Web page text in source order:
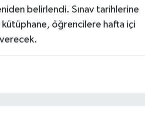
belirlendi. Sınav tarihlerine
kütüphane, öğrencilere hafta içi